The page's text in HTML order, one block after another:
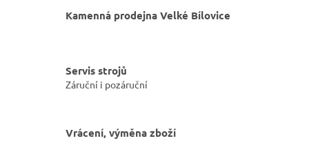
Kamenná prodejna Velké Bílovice
Servis strojů
Záruční i pozáruční
Vrácení, výměna zboží